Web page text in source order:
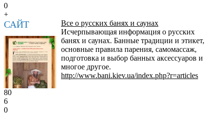
0
+
САЙТ
Все о русских банях и саунах
Исчерпывающая информация о русских
банях и саунах. Банные традиции и этикет,
основные правила парения, самомассаж,
подготовка и выбор банных аксессуаров и
многое другое.
http://www.bani.kiev.ua/index.php?r=articles
80
6
0